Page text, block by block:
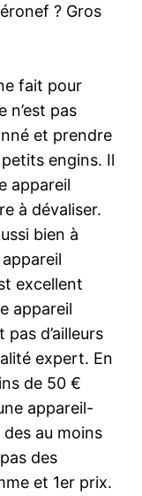
? Gros
fait pour
n’est pas
et prendre
engins. Il
appareil
à dévaliser.
bien à
excellent
appareil
d’ailleurs
expert. En
de 50 €
appareil-
au moins
des
et 1er prix.